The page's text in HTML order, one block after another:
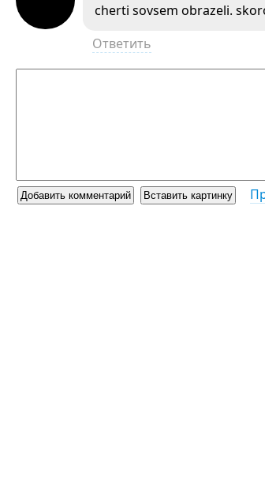
cherti sovsem obrazeli.
Ответить